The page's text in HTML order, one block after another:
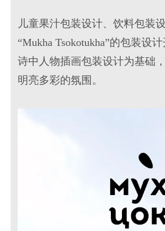
儿童果汁包装设计、饮料包装
“Mukha Tsokotukha”的包装设计
诗中人物插画包装设计为基础
明亮多彩的氛围。